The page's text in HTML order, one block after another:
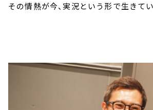
その情熱が今、実況という形で生きてい